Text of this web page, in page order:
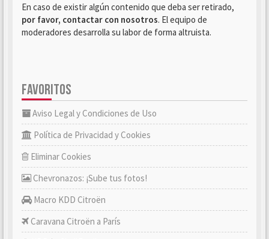
En caso de existir algún contenido que deba ser retirado,
por favor, contactar con nosotros. El equipo de
moderadores desarrolla su labor de forma altruista.
FAVORITOS
Aviso Legal y Condiciones de Uso
Política de Privacidad y Cookies
Eliminar Cookies
Chevronazos: ¡Sube tus fotos!
Macro KDD Citroën
Caravana Citroën a París